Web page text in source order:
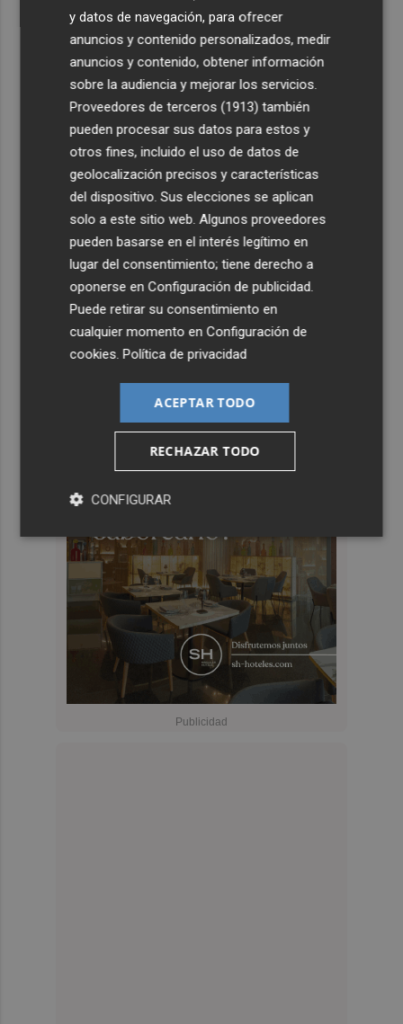
y datos de navegación, para ofrecer
anuncios y contenido personalizados, medir
anuncios y contenido, obtener información
sobre la audiencia y mejorar los servicios.
Proveedores de terceros (1913) también
pueden procesar sus datos para estos y
otros fines, incluido el uso de datos de
geolocalización precisos y características
del dispositivo. Sus elecciones se aplican
solo a este sitio web. Algunos proveedores
pueden basarse en el interés legítimo en
lugar del consentimiento; tiene derecho a
oponerse enConfiguración de publicidad
Puede retirar su consentimiento en
cualquier momento enConfiguración de
cookies .Política de privacidad
ACEPTAR TODO
RECHAZAR TODO
CONFIGURAR